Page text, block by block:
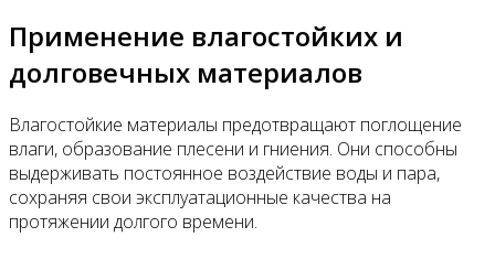
Применение влагостойких и
долговечных материалов
Влагостойкие материалы предотвращают поглощение
влаги, образование плесени и гниения. Они способны
выдерживать постоянное воздействие воды и пара,
сохраняя свои эксплуатационные качества на
протяжении долгого времени.